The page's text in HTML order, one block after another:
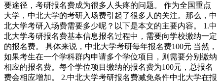
要途径，考研报名费成为很多人头疼的问题。 作为全国重点
大学，中北大学的考研入场费引起了很多人的关注。那么，中
北大学考研入场费需要多少呢？以下是本文的主要内容。 1.中
北大学考研报名费基本信息报名过程中，需要向学校缴纳一定
的报名费。 具体来说，中北大学考研每年报名费100元 当然，
如果考生在一个学科群内申请多个学位项目，则需要分别缴纳
相应的报名费。每个学位项目缴纳的报名费为100元，总报名
费会相应增加。 2.中北大学考研报名费减免条件中北大学在报